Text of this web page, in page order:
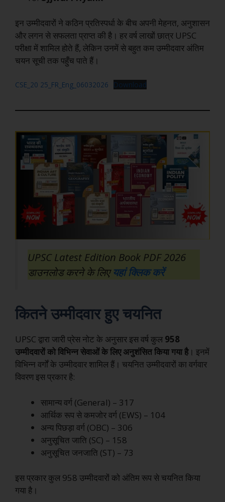
इन उम्मीदवारों ने कठिन प्रतिस्पर्धा के बीच अपनी मेहनत, अनुशासन
और लगन से सफलता प्राप्त की है। हर वर्ष लाखों छात्र UPSC
परीक्षा में शामिल होते हैं, लेकिन उनमें से बहुत कम उम्मीदवार अंतिम
चयन सूची तक पहुँच पाते हैं।
CSE_20 25_FR_Eng_06032026 Download
UPSC Latest Edition Book PDF 2026
डाउनलोड करने के लिएयहां क्लिक करें
कितने उम्मीदवार हुए चयनित
UPSC द्वारा जारी प्रेस नोट के अनुसार इस वर्ष कुल 958
उम्मीदवारों को विभिन्न सेवाओं के लिए अनुशंसित किया गया है। इनमें
विभिन्न वर्गों के उम्मीदवार शामिल हैं। चयनित उम्मीदवारों का वर्गवार
विवरण इस प्रकार है:
सामान्य वर्ग (General) – 317
आर्थिक रूप से कमजोर वर्ग (EWS) – 104
अन्य पिछड़ा वर्ग (OBC) – 306
अनुसूचित जाति (SC) – 158
अनुसूचित जनजाति (ST) – 73
इस प्रकार कुल 958 उम्मीदवारों को अंतिम रूप से चयनित किया
गया है।